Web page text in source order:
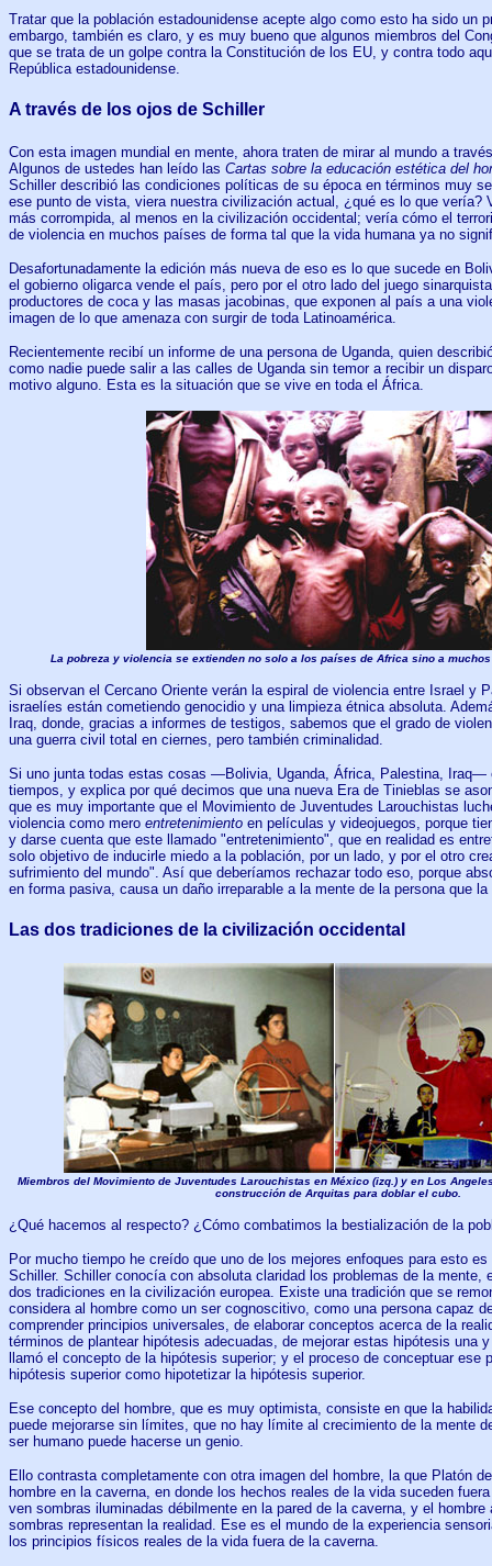
Tratar que la población estadounidense acepte algo como esto ha sido un
embargo, también es claro, y es muy bueno que algunos miembros del
que se trata de un golpe contra la Constitución de los EU, y contra todo
República estadounidense.
A través de los ojos de Schiller
Con esta imagen mundial en mente, ahora traten de mirar al mundo a
Algunos de ustedes han leído las Cartas sobre la educación estética del
Schiller describió las condiciones políticas de su época en términos muy
ese punto de vista, viera nuestra civilización actual, ¿qué es lo que vería?
más corrompida, al menos en la civilización occidental; vería cómo el
de violencia en muchos países de forma tal que la vida humana ya no
Desafortunadamente la edición más nueva de eso es lo que sucede en
el gobierno oligarca vende el país, pero por el otro lado del juego
productores de coca y las masas jacobinas, que exponen al país a una
imagen de lo que amenaza con surgir de toda Latinoamérica.
Recientemente recibí un informe de una persona de Uganda, quien
como nadie puede salir a las calles de Uganda sin temor a recibir un
motivo alguno. Esta es la situación que se vive en toda el África.
La pobreza y violencia se extienden no solo a los países de Africa sino a
Si observan el Cercano Oriente verán la espiral de violencia entre Israel y
israelíes están cometiendo genocidio y una limpieza étnica absoluta.
Iraq, donde, gracias a informes de testigos, sabemos que el grado de
una guerra civil total en ciernes, pero también criminalidad.
Si uno junta todas estas cosas —Bolivia, Uganda, África, Palestina, Iraq—
tiempos, y explica por qué decimos que una nueva Era de Tinieblas se
que es muy importante que el Movimiento de Juventudes Larouchistas
violencia como mero entretenimiento en películas y videojuegos, porque
y darse cuenta que este llamado "entretenimiento", que en realidad es
solo objetivo de inducirle miedo a la población, por un lado, y por el otro
sufrimiento del mundo". Así que deberíamos rechazar todo eso, porque
en forma pasiva, causa un daño irreparable a la mente de la persona que la
Las dos tradiciones de la civilización occidental
Miembros del Movimiento de Juventudes Larouchistas en México (izq.) y en Los
construcción de Arquitas para doblar el cubo.
¿Qué hacemos al respecto? ¿Cómo combatimos la bestialización de la
Por mucho tiempo he creído que uno de los mejores enfoques para esto
Schiller. Schiller conocía con absoluta claridad los problemas de la mente,
dos tradiciones en la civilización europea. Existe una tradición que se
considera al hombre como un ser cognoscitivo, como una persona capaz
comprender principios universales, de elaborar conceptos acerca de la
términos de plantear hipótesis adecuadas, de mejorar estas hipótesis una
llamó el concepto de la hipótesis superior; y el proceso de conceptuar ese
hipótesis superior como hipotetizar la hipótesis superior.
Ese concepto del hombre, que es muy optimista, consiste en que la
puede mejorarse sin límites, que no hay límite al crecimiento de la mente
ser humano puede hacerse un genio.
Ello contrasta completamente con otra imagen del hombre, la que Platón
hombre en la caverna, en donde los hechos reales de la vida suceden
ven sombras iluminadas débilmente en la pared de la caverna, y el
sombras representan la realidad. Ese es el mundo de la experiencia
los principios físicos reales de la vida fuera de la caverna.